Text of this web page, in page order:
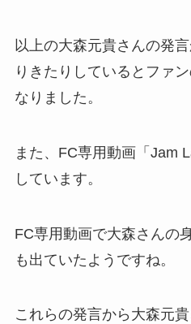
以上の大森元貴さんの発
りきたりしているとファ
なりました。
また、FC専用動画「Jam
しています。
FC専用動画で大森さんの
も出ていたようですね。
これらの発言から大森元